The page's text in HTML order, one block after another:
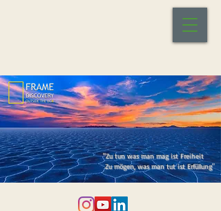
"Zu tun was man mag ist Freiheit
Zu mögen, was man tut ist Erfüllung"